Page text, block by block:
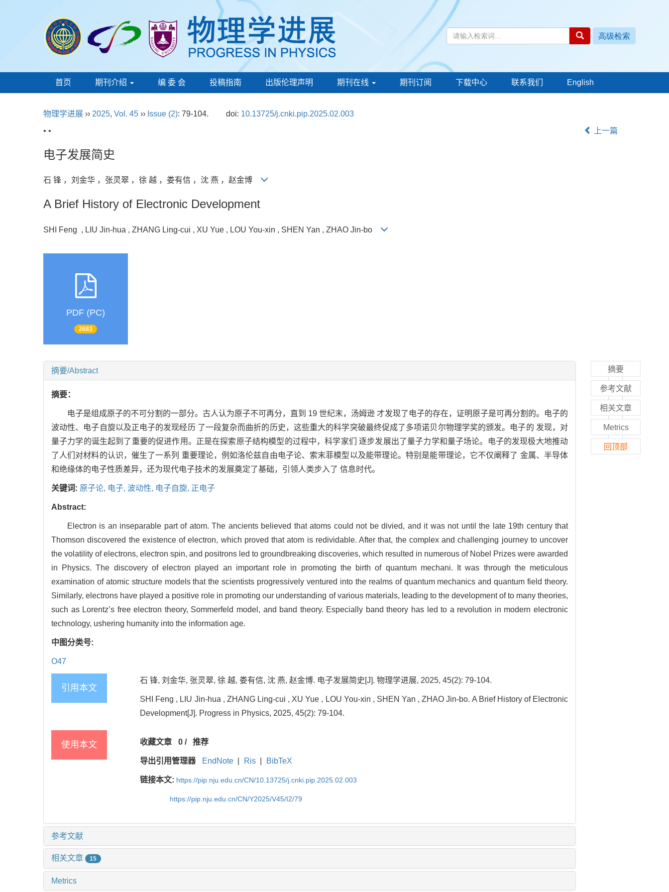
首页 期刊介绍 编 委 会 投稿指南 出版伦理声明 期刊在线 期刊订阅 下载中心 联系我们 English
物理学进展 ›› 2025, Vol. 45 ›› Issue (2): 79-104. doi: 10.13725/j.cnki.pip.2025.02.003
• •
上一篇
电子发展简史
石 锋 ，刘金华 ，张灵翠 ，徐 越 ，娄有信 ，沈 燕 ，赵金博
A Brief History of Electronic Development
SHI Feng , LIU Jin-hua , ZHANG Ling-cui , XU Yue , LOU You-xin , SHEN Yan , ZHAO Jin-bo
PDF (PC)
2683
摘要/Abstract
摘要：
电子是组成原子的不可分割的一部分。古人认为原子不可再分，直到 19 世纪末，汤姆逊 才发现了电子的存在，证明原子是可再分割的。电子的
波动性、电子自旋以及正电子的发现经历 了一段复杂而曲折的历史，这些重大的科学突破最终促成了多项诺贝尔物理学奖的颁发。电子的 发现，对
量子力学的诞生起到了重要的促进作用。正是在探索原子结构模型的过程中，科学家们 逐步发展出了量子力学和量子场论。电子的发现极大地推动
了人们对材料的认识，催生了一系列 重要理论，例如洛伦兹自由电子论、索末菲模型以及能带理论。特别是能带理论，它不仅阐释了 金属、半导体
和绝缘体的电子性质差异，还为现代电子技术的发展奠定了基础，引领人类步入了 信息时代。
关键词: 原子论, 电子, 波动性, 电子自旋, 正电子
Abstract:
Electron is an inseparable part of atom. The ancients believed that atoms could not be divied, and it was not until the late 19th century that
Thomson discovered the existence of electron, which proved that atom is redividable. After that, the complex and challenging journey to uncover
the volatility of electrons, electron spin, and positrons led to groundbreaking discoveries, which resulted in numerous of Nobel Prizes were awarded
in Physics. The discovery of electron played an important role in promoting the birth of quantum mechani. It was through the meticulous
examination of atomic structure models that the scientists progressively ventured into the realms of quantum mechanics and quantum field theory.
Similarly, electrons have played a positive role in promoting our understanding of various materials, leading to the development of to many theories,
such as Lorentz’s free electron theory, Sommerfeld model, and band theory. Especially band theory has led to a revolution in modern electronic
technology, ushering humanity into the information age.
中图分类号:
O47
引用本文
石 锋, 刘金华, 张灵翠, 徐 越, 娄有信, 沈 燕, 赵金博. 电子发展简史[J]. 物理学进展, 2025, 45(2): 79-104.
SHI Feng , LIU Jin-hua , ZHANG Ling-cui , XU Yue , LOU You-xin , SHEN Yan , ZHAO Jin-bo. A Brief History of Electronic
Development[J]. Progress in Physics, 2025, 45(2): 79-104.
使用本文 收藏文章 0/ 推荐
导出引用管理器 EndNote Ris BibTeX
链接本文: https://pip.nju.edu.cn/CN/10.13725/j.cnki.pip.2025.02.003
https://pip.nju.edu.cn/CN/Y2025/V45/I2/79
参考文献
相关文章 15
Metrics
摘要
参考文献
相关文章
Metrics
回顶部